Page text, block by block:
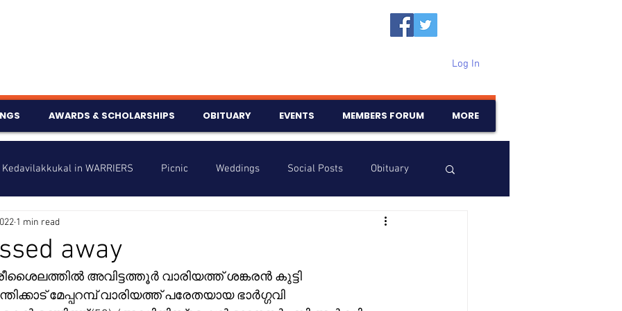
Log In
AWARDS & SCHOLARSHIPS OBITUARY EVENTS MEMBERS FORUM MORE
Kedavilakkukal in WARRIERS Picnic Weddings Social Posts Obituary
Info Birthdays
away
1 min read
അവിട്ടത്തൂർ വാരിയത്ത് ശങ്കരൻ കുട്ടി
മേപ്പറമ്പ് വാരിയത്ത് പരേതയായ ഭാർഗ്ഗവി